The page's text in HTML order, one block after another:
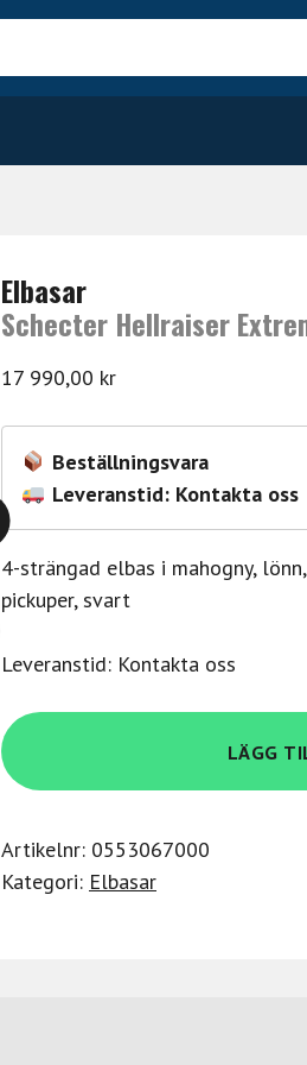
Elbasar
Schecter Hellraiser
17 990,00 kr
Beställningsvara
Leveranstid: Kontakta oss
4-strängad elbas i mahogny,
pickuper, svart
Leveranstid: Kontakta oss
Schecter
Hellraiser
Extreme-
STBLS
mängd
LÄGG
Artikelnr: 0553067000
Kategori: Elbasar